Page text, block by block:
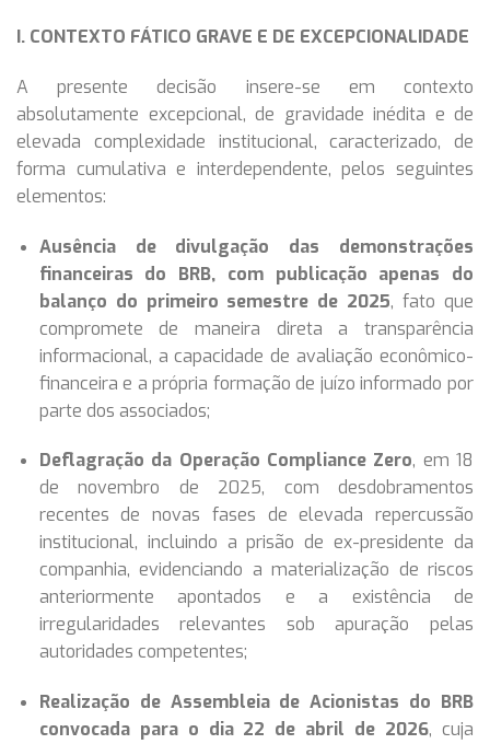
I. CONTEXTO FÁTICO GRAVE E DE EXCEPCIONALIDADE
A presente decisão insere-se em contexto
absolutamente excepcional, de gravidade inédita e de
elevada complexidade institucional, caracterizado, de
forma cumulativa e interdependente, pelos seguintes
elementos:
Ausência de divulgação das demonstrações
financeiras do BRB, com publicação apenas do
balanço do primeiro semestre de 2025, fato que
compromete de maneira direta a transparência
informacional, a capacidade de avaliação econômico-
financeira e a própria formação de juízo informado por
parte dos associados;
Deflagração da Operação Compliance Zero, em 18
de novembro de 2025, com desdobramentos
recentes de novas fases de elevada repercussão
institucional, incluindo a prisão de ex-presidente da
companhia, evidenciando a materialização de riscos
anteriormente apontados e a existência de
irregularidades relevantes sob apuração pelas
autoridades competentes;
Realização de Assembleia de Acionistas do BRB
convocada para o dia 22 de abril de 2026, cuja